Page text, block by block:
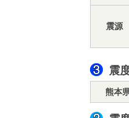
震源
震
熊本